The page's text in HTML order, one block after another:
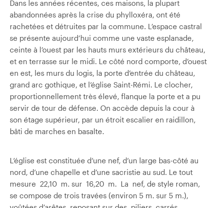
Dans les années récentes, ces maisons, la plupart
abandonnées après la crise du phylloxéra, ont été
rachetées et détruites par la commune. L’espace castral
se présente aujourd’hui comme une vaste esplanade,
ceinte à l’ouest par les hauts murs extérieurs du château,
et en terrasse sur le midi. Le côté nord comporte, d’ouest
en est, les murs du logis, la porte d’entrée du château,
grand arc gothique, et l’église Saint-Rémi. Le clocher,
proportionnellement très élevé, flanque la porte et a pu
servir de tour de défense. On accède depuis la cour à
son étage supérieur, par un étroit escalier en raidillon,
bâti de marches en basalte.
L’église est constituée d’une nef, d’un large bas-côté au
nord, d’une chapelle et d’une sacristie au sud. Le tout
mesure 22,10 m. sur 16,20 m. La nef, de style roman,
se compose de trois travées (environ 5 m. sur 5 m.),